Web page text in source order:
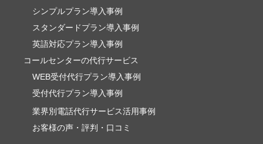
シンプルプラン導入事例
スタンダードプラン導入事例
英語対応プラン導入事例
コールセンターの代行サービス
WEB受付代行プラン導入事例
受付代行プラン導入事例
業界別電話代行サービス活用事例
お客様の声・評判・口コミ